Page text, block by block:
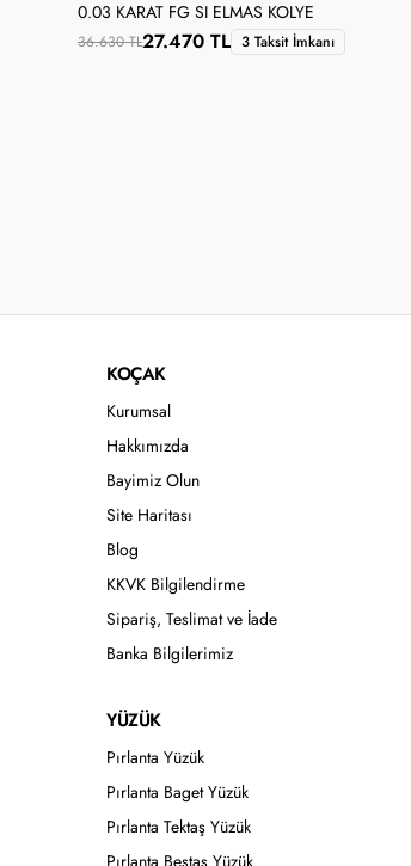
0.03 KARAT FG SI ELMAS KOLYE
36.630 TL27.470 TL 3 Taksit İmkanı
KOÇAK
Kurumsal
Hakkımızda
Bayimiz Olun
Site Haritası
Blog
KKVK Bilgilendirme
Sipariş, Teslimat ve İade
Banka Bilgilerimiz
YÜZÜK
Pırlanta Yüzük
Pırlanta Baget Yüzük
Pırlanta Tektaş Yüzük